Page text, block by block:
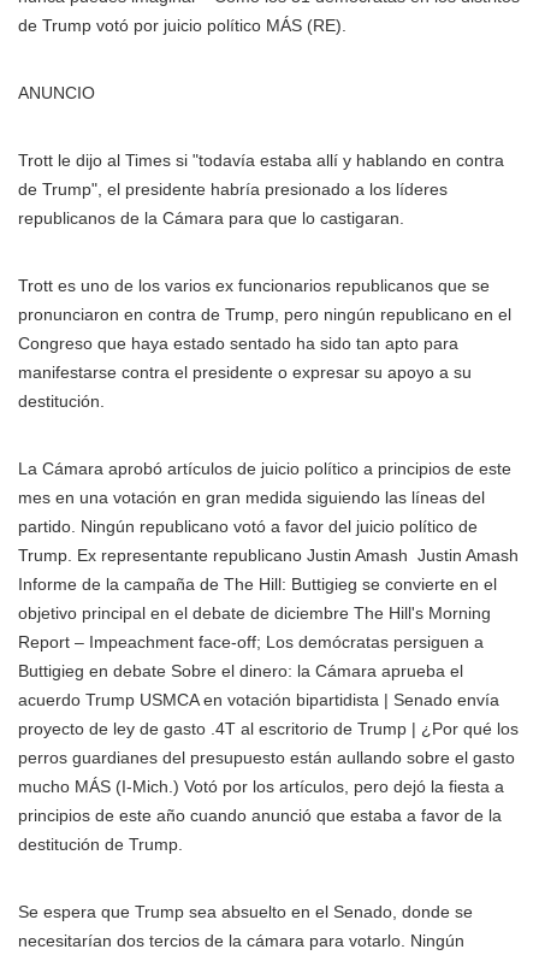
de Trump votó por juicio político MÁS (RE).
ANUNCIO
Trott le dijo al Times si "todavía estaba allí y hablando en contra
de Trump", el presidente habría presionado a los líderes
republicanos de la Cámara para que lo castigaran.
Trott es uno de los varios ex funcionarios republicanos que se
pronunciaron en contra de Trump, pero ningún republicano en el
Congreso que haya estado sentado ha sido tan apto para
manifestarse contra el presidente o expresar su apoyo a su
destitución.
La Cámara aprobó artículos de juicio político a principios de este
mes en una votación en gran medida siguiendo las líneas del
partido. Ningún republicano votó a favor del juicio político de
Trump. Ex representante republicano Justin Amash Justin Amash
Informe de la campaña de The Hill: Buttigieg se convierte en el
objetivo principal en el debate de diciembre The Hill's Morning
Report – Impeachment face-off; Los demócratas persiguen a
Buttigieg en debate Sobre el dinero: la Cámara aprueba el
acuerdo Trump USMCA en votación bipartidista | Senado envía
proyecto de ley de gasto .4T al escritorio de Trump | ¿Por qué los
perros guardianes del presupuesto están aullando sobre el gasto
mucho MÁS (I-Mich.) Votó por los artículos, pero dejó la fiesta a
principios de este año cuando anunció que estaba a favor de la
destitución de Trump.
Se espera que Trump sea absuelto en el Senado, donde se
necesitarían dos tercios de la cámara para votarlo. Ningún